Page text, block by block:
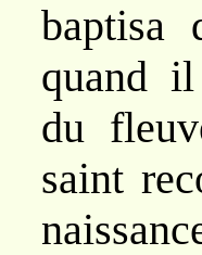
baptisa
quand
du
saint